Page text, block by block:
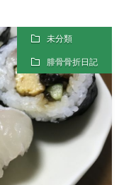
合
せ
イ
シ
ー
未分類
腓骨骨折日記